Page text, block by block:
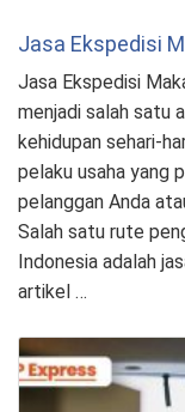
Jasa Ekspedisi
Jasa Ekspedisi
menjadi salah satu
kehidupan sehari-
pelaku usaha yang
pelanggan Anda
Salah satu rute
Indonesia adalah
artikel …